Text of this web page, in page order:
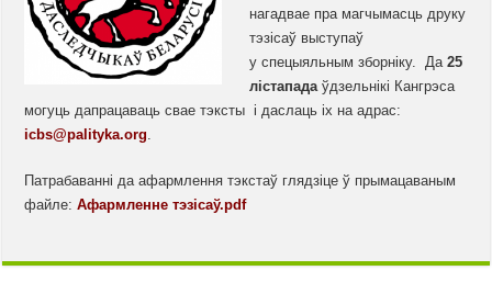
нагадвае пра магчымасць друку
тэзісаў выступаў
у спецыяльным зборніку. Да 25
лістапада ўдзельнікі Кангрэса
могуць дапрацаваць свае тэксты і даслаць іх на адрас:
icbs@palityka.org
Патрабаванні да афармлення тэкстаў глядзіце ў прымацаваным
файле:Афармленне тэзісаў.pdf